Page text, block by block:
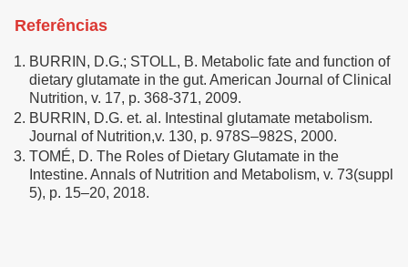
Referências
BURRIN, D.G.; STOLL, B. Metabolic fate and function of
dietary glutamate in the gut. American Journal of Clinical
Nutrition, v. 17, p. 368-371, 2009.
BURRIN, D.G. et. al. Intestinal glutamate metabolism.
Journal of Nutrition,v. 130, p. 978S–982S, 2000.
TOMÉ, D. The Roles of Dietary Glutamate in the
Intestine. Annals of Nutrition and Metabolism, v. 73(suppl
5), p. 15–20, 2018.